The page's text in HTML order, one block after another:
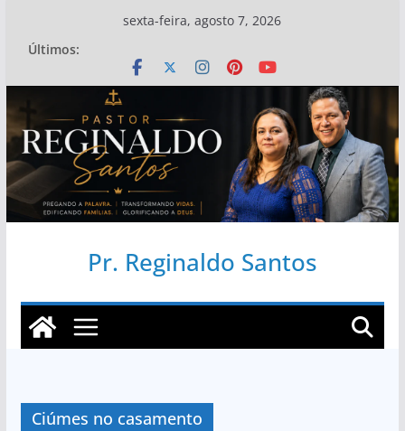
conteúdo
sexta-feira, agosto 7, 2026
Últimos:
Pr. Reginaldo Santos
Ciúmes no casamento